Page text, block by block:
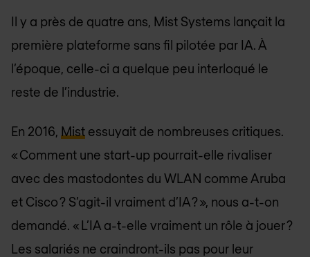
Il y a près de quatre ans, Mist Systems lançait la
première plateforme sans fil pilotée par IA. À
l’époque, celle-ci a quelque peu interloqué le
reste de l’industrie.
En 2016, Mist essuyait de nombreuses critiques.
« Comment une start-up pourrait-elle rivaliser
avec des mastodontes du WLAN comme Aruba
et Cisco ? S’agit-il vraiment d’IA ? », nous a-t-on
demandé. « L’IA a-t-elle vraiment un rôle à jouer ?
Les salariés ne craindront-ils pas pour leur